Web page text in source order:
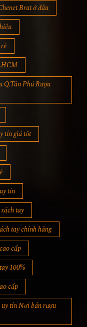
Brut ở đâu
Q.Tân Phú Rượu
tín giá tốt
tín
tay
tay chính hãng
cấp
100%
cấp
uy tín Nơi bán rượu